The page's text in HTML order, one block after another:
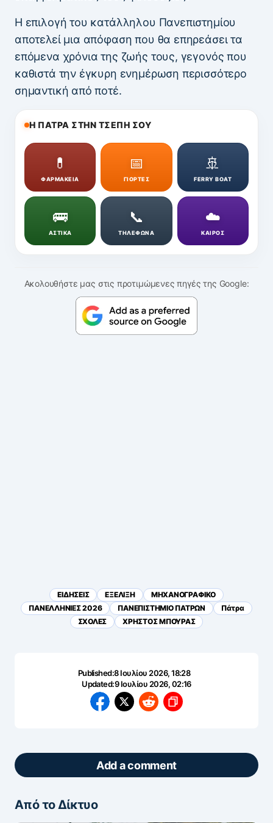
Η επιλογή του κατάλληλου Πανεπιστημίου
αποτελεί μια απόφαση που θα επηρεάσει τα
επόμενα χρόνια της ζωής τους, γεγονός που
καθιστά την έγκυρη ενημέρωση περισσότερο
σημαντική από ποτέ.
Η ΠΑΤΡΑ ΣΤΗΝ ΤΣΕΠΗ ΣΟΥ
💊
ΦΑΡΜΑΚΕΙΑ
📅
ΓΙΟΡΤΕΣ
🚢
FERRY BOAT
🚌
ΑΣΤΙΚΑ
📞
ΤΗΛΕΦΩΝΑ
☁️
ΚΑΙΡΟΣ
Ακολουθήστε μας στις προτιμώμενες πηγές της Google:
ΕΙΔΗΣΕΙΣ ΕΞΕΛΙΞΗ
ΜΗΧΑΝΟΓΡΑΦΙΚΟ
ΠΑΝΕΛΛΗΝΙΕΣ 2026
ΠΑΝΕΠΙΣΤΗΜΙΟ ΠΑΤΡΩΝ
Πάτρα
ΣΧΟΛΕΣ
ΧΡΗΣΤΟΣ ΜΠΟΥΡΑΣ
Published:8 Ιουλίου 2026, 18:28
Updated:9 Ιουλίου 2026, 02:16
Add a comment
ΖΩΝΤΑΝΆ ΣΧΌΛΙΑ
Από το Δίκτυο